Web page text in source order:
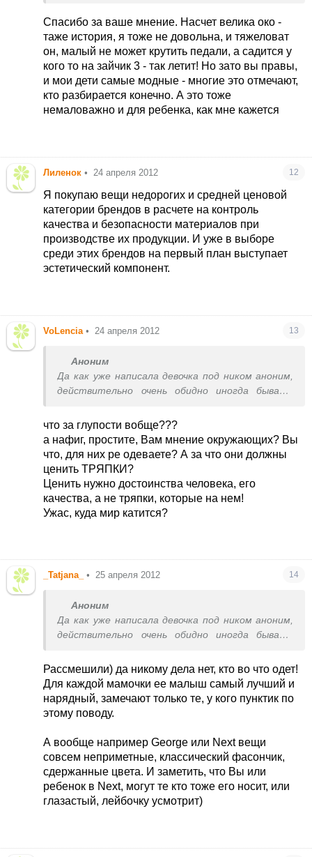
вообще растроена, другие детки на китайских
отлично катаются и довольны и мамы и дети, а
я не могу мне нужно дорогое и не такое как у
всех.
вещи тоже люблю брендовые, но покупаю
проверенные фирмы, качество устраивает,
цена пока тоже, а самое большое счастье, что
Спасибо за ваше мнение. Насчет велика око -
таже история, я тоже не довольна, и тяжеловат
он, малый не может крутить педали, а садится у
кого то на зайчик 3 - так летит! Но зато вы правы,
и мои дети самые модные - многие это отмечают,
кто разбирается конечно. А это тоже
немаловажно и для ребенка, как мне кажется
Лиленок • 24 апреля 2012 12
Я покупаю вещи недорогих и средней ценовой
категории брендов в расчете на контроль
качества и безопасности материалов при
производстве их продукции. И уже в выборе
среди этих брендов на первый план выступает
эстетический компонент.
VoLencia • 24 апреля 2012 13
Аноним
Да как уже написала девочка под ником аноним,
действительно очень обидно иногда бывает
что ребенок одет модно, ведь фирменные вещи
помимо всего прочего - модные, это вам не
комбинезоны с овчиной внутри!!!!
что за глупости вобще???
а нафиг, простите, Вам мнение окружающих? Вы
что, для них ре одеваете? А за что они должны
ценить ТРЯПКИ?
Ценить нужно достоинства человека, его
качества, а не тряпки, которые на нем!
Ужас, куда мир катится?
_Tatjana_ • 25 апреля 2012 14
Аноним
Да как уже написала девочка под ником аноним,
действительно очень обидно иногда бывает
что ребенок одет модно, ведь фирменные вещи
помимо всего прочего - модные, это вам не
комбинезоны с овчиной внутри!!!!
Рассмешили) да никому дела нет, кто во что одет!
Для каждой мамочки ее малыш самый лучший и
нарядный, замечают только те, у кого пунктик по
этому поводу.
А вообще например George или Next вещи
совсем неприметные, классический фасончик,
сдержанные цвета. И заметить, что Вы или
ребенок в Next, могут те кто тоже его носит, или
глазастый, лейбочку усмотрит)